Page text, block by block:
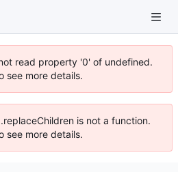
read property '0' of undefined.
see more details.
is not a function.
see more details.